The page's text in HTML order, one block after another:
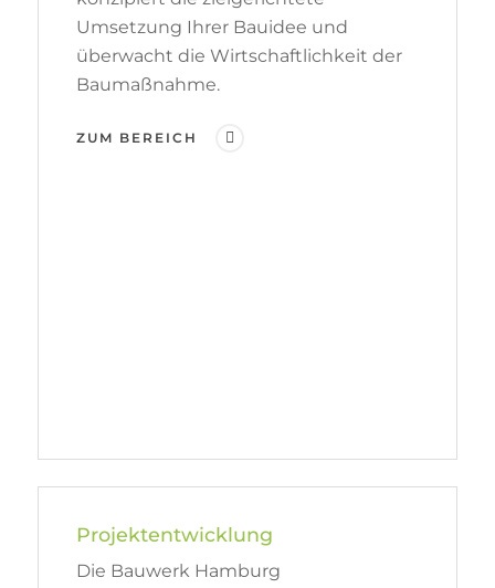
Umsetzung Ihrer Bauidee und
überwacht die Wirtschaftlichkeit der
Baumaßnahme.
ZUM BEREICH
Projektentwicklung
Die Bauwerk Hamburg